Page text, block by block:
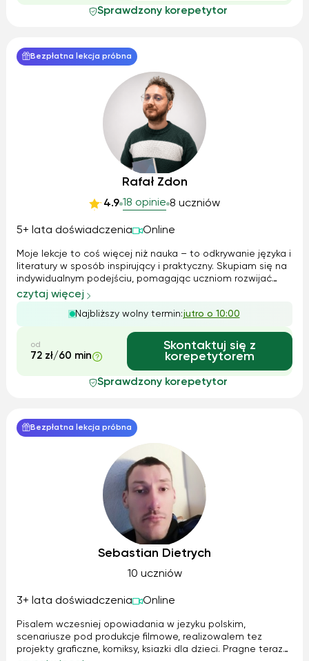
Sprawdzony korepetytor
Bezpłatna lekcja próbna
Rafał Zdon
4.9 18 opinie 8 uczniów
5+ lata doświadczenia Online
Moje lekcje to coś więcej niż nauka – to odkrywanie języka i
literatury w sposób inspirujący i praktyczny. Skupiam się na
indywidualnym podejściu, pomagając uczniom rozwijać
umiejętności pisemne i rozumienie tekstów. Wspólnie
opracujemy najlepszą strategię przygotowania do matury
lub egzaminu. Nauka...
czytaj więcej
Najbliższy wolny termin:jutro o 10:00
od
72 zł/60 min
Skontaktuj się z
korepetytorem
Sprawdzony korepetytor
Bezpłatna lekcja próbna
Sebastian Dietrych
10 uczniów
3+ lata doświadczenia Online
Pisalem wczesniej opowiadania w jezyku polskim,
scenariusze pod produkcje filmowe, realizowalem tez
projekty graficzne, komiksy, ksiazki dla dzieci. Pragne teraz